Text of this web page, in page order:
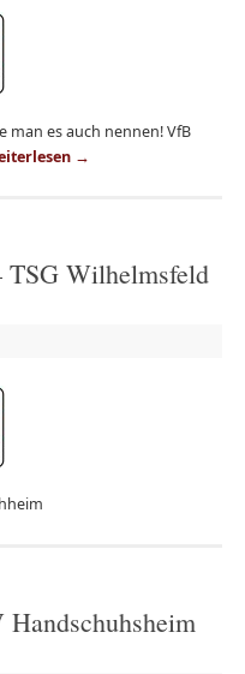
man es auch nennen! VfB
→
Wilhelmsfeld